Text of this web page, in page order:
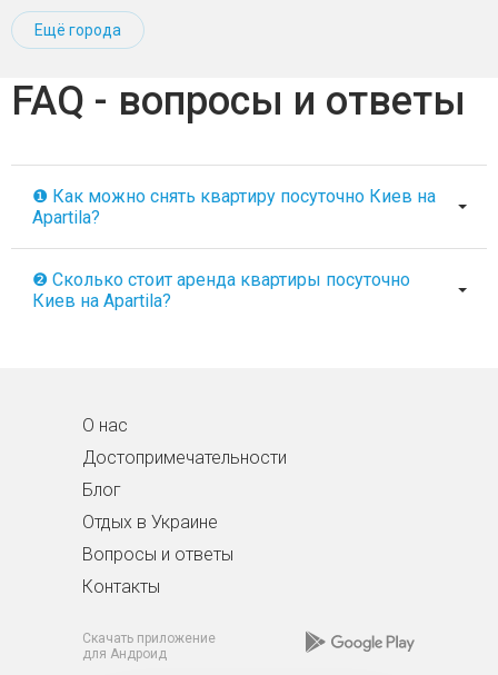
Ещё города
FAQ - вопросы и ответы
❶ Как можно снять квартиру посуточно Киев на
Apartila?
❷ Сколько стоит аренда квартиры посуточно
Киев на Apartila?
О нас
Достопримечательности
Блог
Отдых в Украине
Вопросы и ответы
Контакты
Скачать приложение
для Андроид